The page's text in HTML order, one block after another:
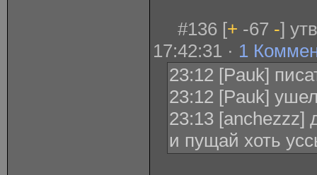
#136 [+ -67 -]
17:42:31 · 1
23:12 [Pauk]
23:12 [Pauk]
23:13 [anchezzz]
и пущай хоть